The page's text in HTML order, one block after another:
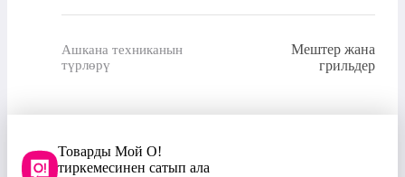
Ашкана техниканын
түрлөрү
Мештер жана
грильдер
Товарды Мой О!
тиркемесинен сатып ала